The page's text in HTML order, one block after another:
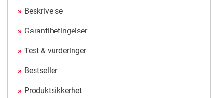
Beskrivelse
Garantibetingelser
Test & vurderinger
Bestseller
Produktsikkerhet